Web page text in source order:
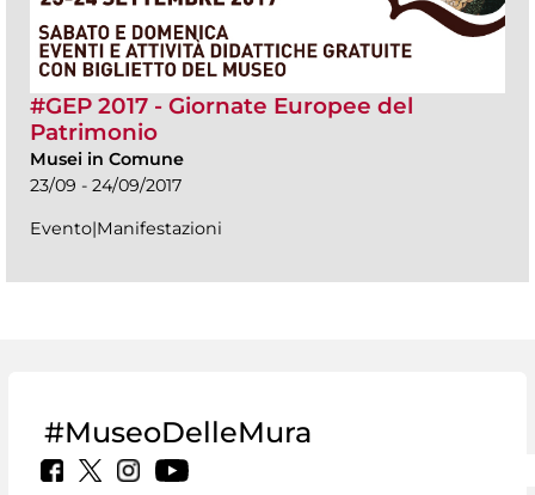
#GEP 2017 - Giornate Europee del
Patrimonio
Musei in Comune
23/09 - 24/09/2017
Evento|Manifestazioni
#MuseoDelleMura